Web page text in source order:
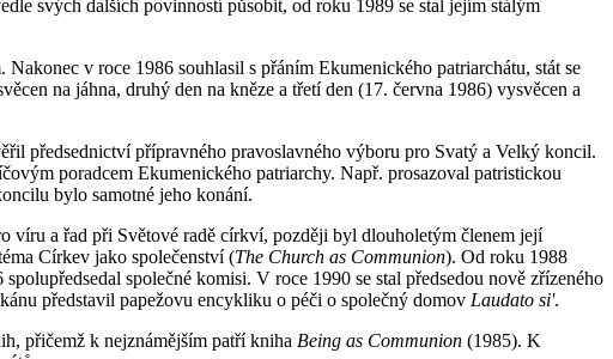
svých dalších povinností působit, od roku 1989 se stal jejím stálým
v roce 1986 souhlasil s přáním Ekumenického patriarchátu, stát se
na jáhna, druhý den na kněze a třetí den (17. června 1986) vysvěcen a
předsednictví přípravného pravoslavného výboru pro Svatý a Velký koncil.
poradcem Ekumenického patriarchy. Např. prosazoval patristickou
bylo samotné jeho konání.
víru a řad při Světové radě církví, později byl dlouholetým členem její
Církev jako společenství (The Church as Communion). Od roku 1988
společné komisi. V roce 1990 se stal předsedou nově zřízeného
představil papežovu encykliku o péči o společný domov Laudato si'.
přičemž k nejznámějším patří kniha Being as Communion (1985). K